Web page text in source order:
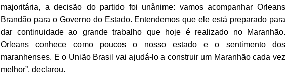
majoritária, a decisão do partido foi unânime: vamos acompanhar Orleans
Brandão para o Governo do Estado. Entendemos que ele está preparado para
dar continuidade ao grande trabalho que hoje é realizado no Maranhão.
Orleans conhece como poucos o nosso estado e o sentimento dos
maranhenses. E o União Brasil vai ajudá-lo a construir um Maranhão cada vez
melhor”, declarou.